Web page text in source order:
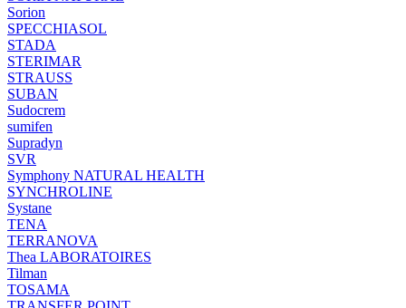
Sorion
SPECCHIASOL
STADA
STERIMAR
STRAUSS
SUBAN
Sudocrem
sumifen
Supradyn
SVR
Symphony NATURAL HEALTH
SYNCHROLINE
Systane
TENA
TERRANOVA
Thea LABORATOIRES
Tilman
TOSAMA